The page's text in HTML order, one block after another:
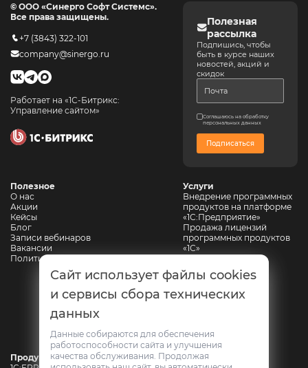
© ООО «Синерго Софт Системс».
Все права защищены.
+7 (3843) 322-101
company@sinergo.ru
Работает на «1С-Битрикс:
Управление сайтом»
Полезная
рассылка
Подпишись, чтобы
быть в курсе наших
новостей, акций и
скидок
Соглашаюсь на обработку
персональных данных
Подписаться
Полезное
О нас
Акции
Кейсы
Блог
Записи вебинаров
Вакансии
Политика конфиденциальности
Услуги
Внедрение программных
продуктов на платформе
«1С:Предприятие»
Продажа лицензий
программных продуктов
«1С»
Сопровождение 1С
Автоматизация
горнодобывающих
предприятий
Автоматизация
Web-разработка
Продукты
Сайт использует файлы cookies
и сервисы сбора технических
данных
Данные собираются для обеспечения
работоспособности сайта и улучшения
качества обслуживания. Продолжая